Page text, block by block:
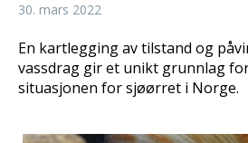
30. mars 2022
En kartlegging av tilstand og
vassdrag gir et unikt grunnlag
situasjonen for sjøørret i Norge.